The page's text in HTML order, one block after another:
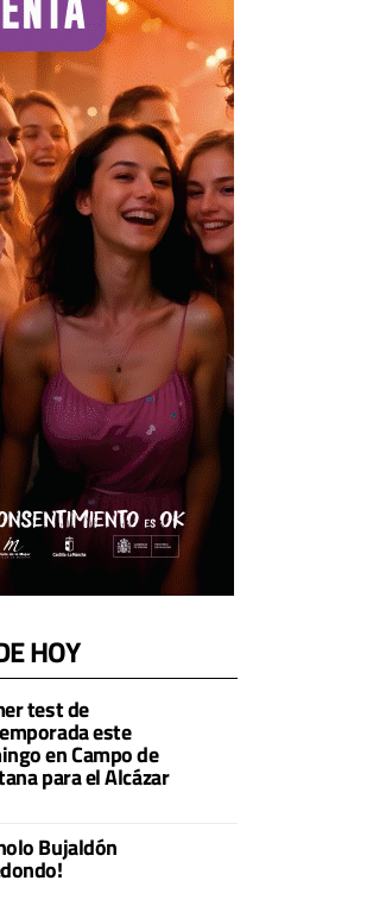
HOY
test de
este
en Campo de
para el Alcázar
Bujaldón